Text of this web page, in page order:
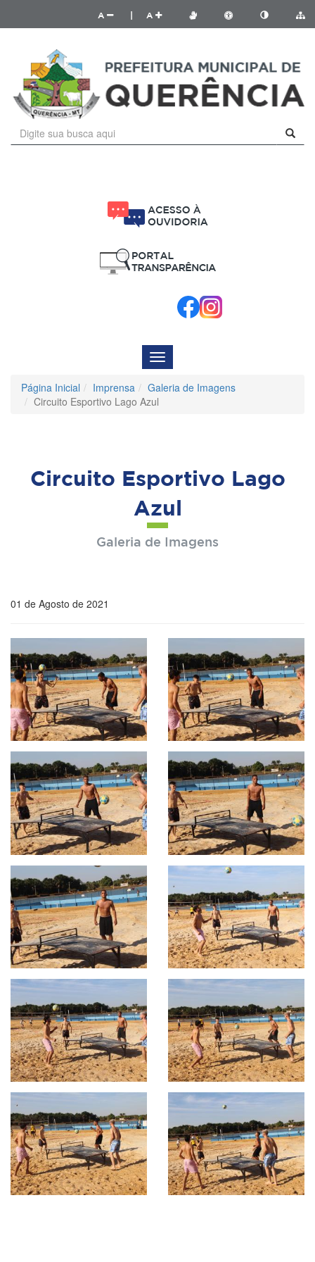
A A
Menu
de
Navegação
Página Inicial Imprensa
Galeria de Imagens
Circuito Esportivo Lago Azul
Circuito Esportivo Lago
Azul
Galeria de Imagens
01 de Agosto de 2021